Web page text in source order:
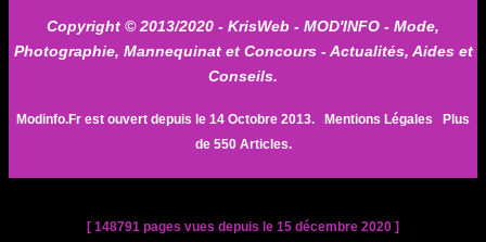
Copyright © 2013/2020 - KrisWeb - MOD'INFO - Mode,
Photographie, Mannequinat et Concours - Actualités, Aides et
Conseils.
Modinfo.Fr est ouvert depuis le 14 Octobre 2013. Mentions Légales Plus
de 550 Articles.
[ 148791 pages vues depuis le 15 décembre 2020 ]